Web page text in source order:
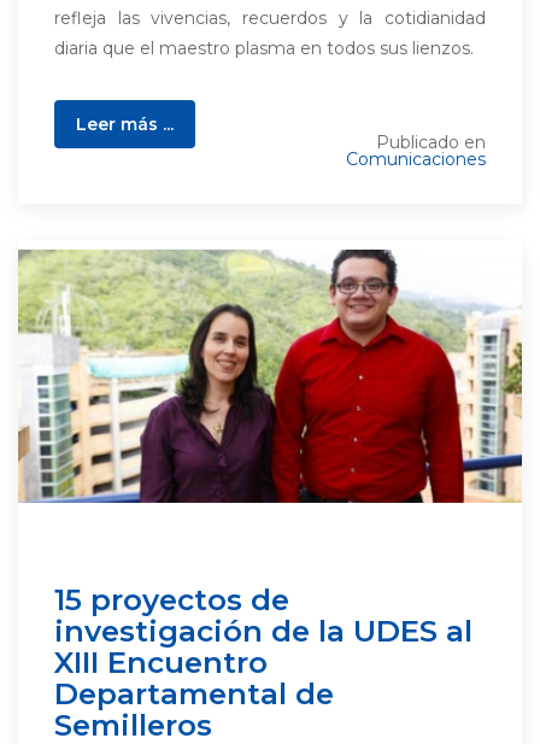
refleja las vivencias, recuerdos y la cotidianidad
diaria que el maestro plasma en todos sus lienzos.
Leer más ...
Publicado en
Comunicaciones
15 proyectos de
investigación de la UDES al
XIII Encuentro
Departamental de
Semilleros